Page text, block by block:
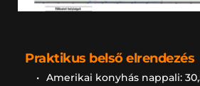
Praktikus belső elrendezés
Amerikai konyhás nappali: